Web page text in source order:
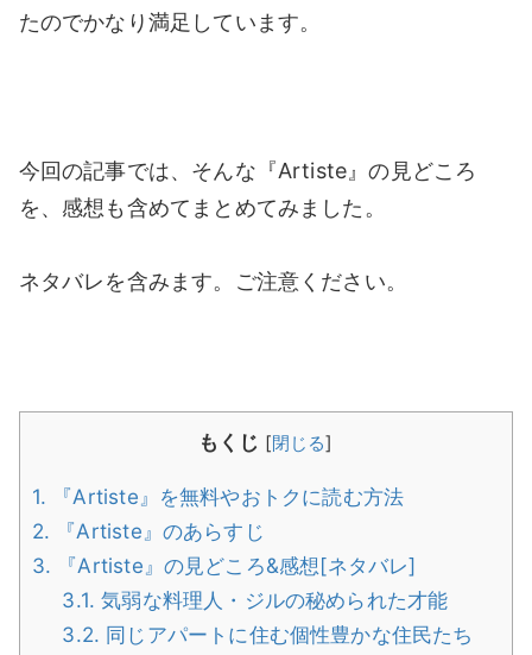
たのでかなり満足しています。
今回の記事では、そんな『Artiste』の見どころ
を、感想も含めてまとめてみました。
ネタバレを含みます。ご注意ください。
もくじ [閉じる]
1. 『Artiste』を無料やおトクに読む方法
2. 『Artiste』のあらすじ
3. 『Artiste』の見どころ&感想[ネタバレ]
3.1. 気弱な料理人・ジルの秘められた才能
3.2. 同じアパートに住む個性豊かな住民たち